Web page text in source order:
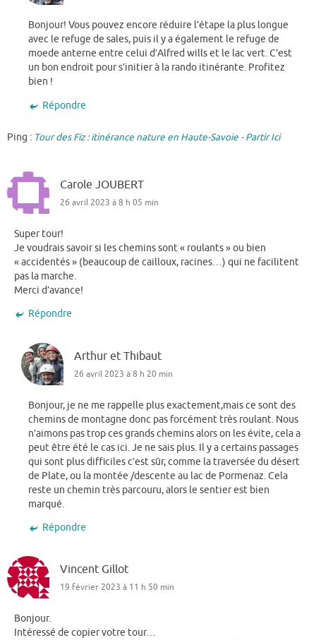
Bonjour! Vous pouvez encore réduire l’étape la plus longue
avec le refuge de sales, puis il y a également le refuge de
moede anterne entre celui d’Alfred wills et le lac vert. C’est
un bon endroit pour s’initier à la rando itinérante. Profitez
bien !
Répondre
Ping : Tour des Fiz : itinérance nature en Haute-Savoie - Partir Ici
Carole JOUBERT
26 avril 2023 à 8 h 05 min
Super tour!
Je voudrais savoir si les chemins sont « roulants » ou bien
« accidentés » (beaucoup de cailloux, racines…) qui ne facilitent
pas la marche.
Merci d’avance!
Répondre
Arthur et Thibaut
26 avril 2023 à 8 h 20 min
Bonjour, je ne me rappelle plus exactement,mais ce sont des
chemins de montagne donc pas forcément très roulant. Nous
n’aimons pas trop ces grands chemins alors on les évite, cela a
peut être été le cas ici. Je ne sais plus. Il y a certains passages
qui sont plus difficiles c’est sûr, comme la traversée du désert
de Plate, ou la montée /descente au lac de Pormenaz. Cela
reste un chemin très parcouru, alors le sentier est bien
marqué.
Répondre
Vincent Gillot
19 février 2023 à 11 h 50 min
Bonjour.
Intéressé de copier votre tour…